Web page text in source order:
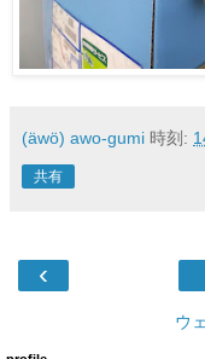
(äwö) awo-gumi 時刻:
共有
‹
ウ